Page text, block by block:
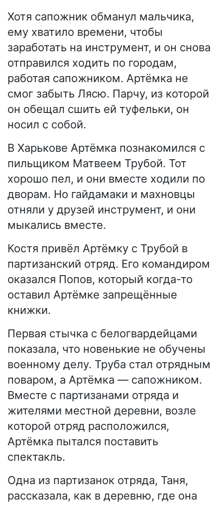
Хотя сапожник обманул мальчика,
ему хватило времени, чтобы
заработать на инструмент, и он снова
отправился ходить по городам,
работая сапожником. Артёмка не
смог забыть Лясю. Парчу, из которой
он обещал сшить ей туфельки, он
носил с собой.
В Харькове Артёмка познакомился с
пильщиком Матвеем Трубой. Тот
хорошо пел, и они вместе ходили по
дворам. Но гайдамаки и махновцы
отняли у друзей инструмент, и они
мыкались вместе.
Костя привёл Артёмку с Трубой в
партизанский отряд. Его командиром
оказался Попов, который когда-то
оставил Артёмке запрещённые
книжки.
Первая стычка с белогвардейцами
показала, что новенькие не обучены
военному делу. Труба стал отрядным
поваром, а Артёмка — сапожником.
Вместе с партизанами отряда и
жителями местной деревни, возле
которой отряд расположился,
Артёмка пытался поставить
спектакль.
Одна из партизанок отряда, Таня,
рассказала, как в деревню, где она